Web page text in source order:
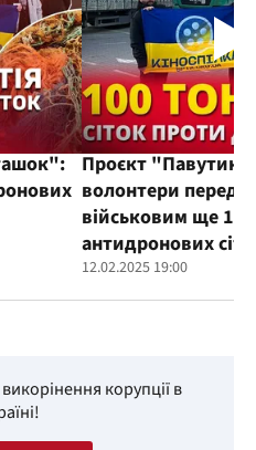
Проєкт
волонтери
військовим ще
антидронових
12.02.2025 19:00
корупції в